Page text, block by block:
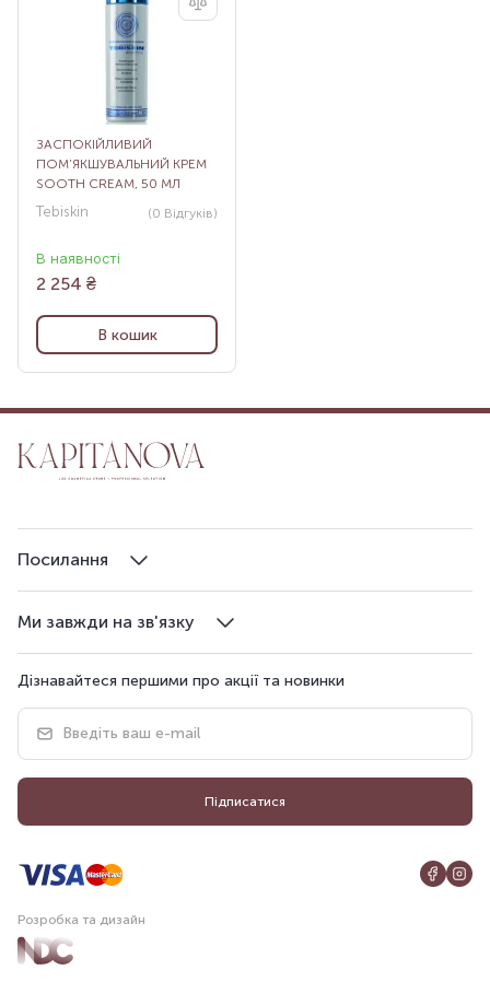
ЗАСПОКІЙЛИВИЙ
ПОМ’ЯКШУВАЛЬНИЙ КРЕМ
SOOTH CREAM, 50 МЛ
Tebiskin (0 Відгуків)
В наявності
2 254 ₴
В кошик
Ми завжди на зв'язку
Посилання
Дізнавайтеся першими про акції та новинки
Підписатися
Розробка та дизайн